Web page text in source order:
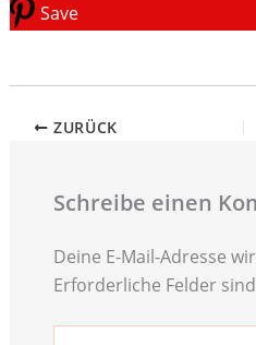
Save
ZURÜCK
Schreibe einen
Deine E-Mail-Adresse
Erforderliche Felder